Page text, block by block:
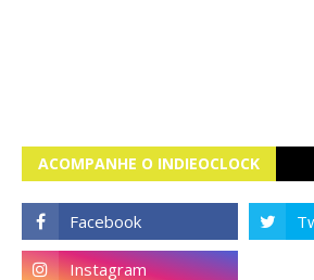
ACOMPANHE O INDIEOCLOCK